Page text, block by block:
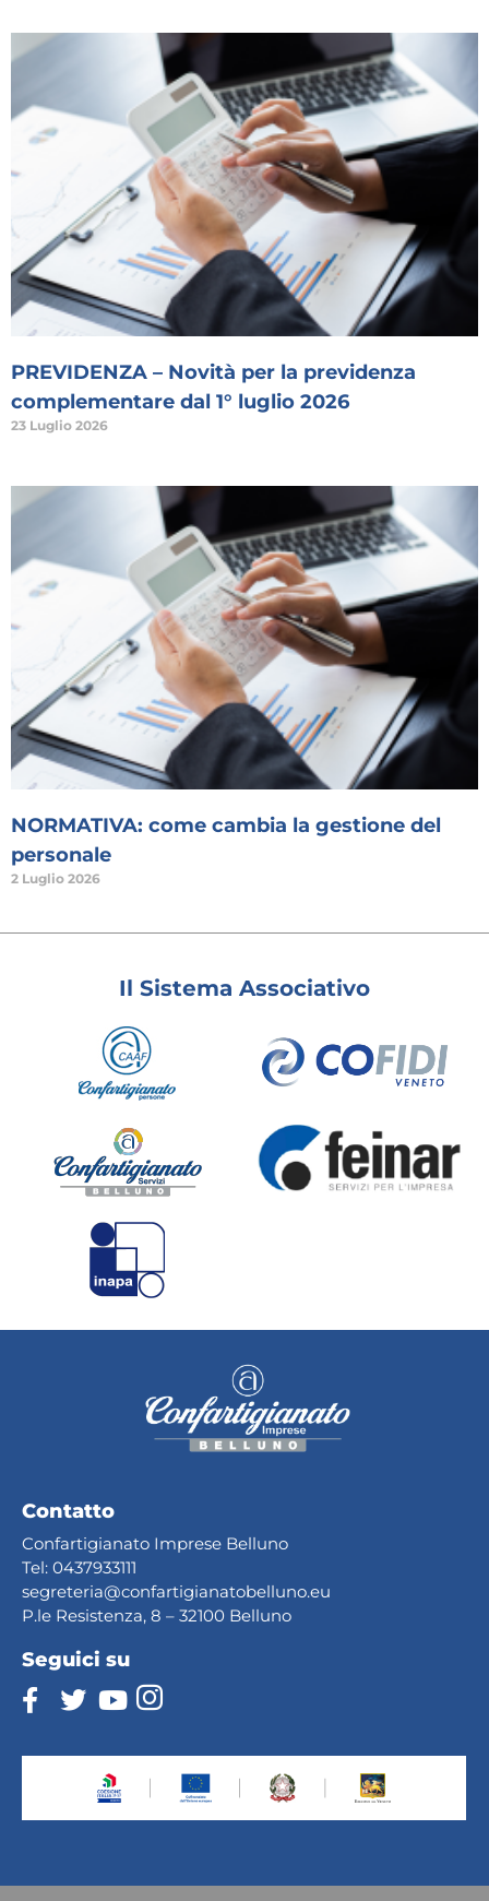
PREVIDENZA – Novità per la previdenza
complementare dal 1° luglio 2026
23 Luglio 2026
NORMATIVA: come cambia la gestione del
personale
2 Luglio 2026
Il Sistema Associativo
Contatto
Confartigianato Imprese Belluno
Tel: 0437933111
segreteria@confartigianatobelluno.eu
P.le Resistenza, 8 – 32100 Belluno
Seguici su